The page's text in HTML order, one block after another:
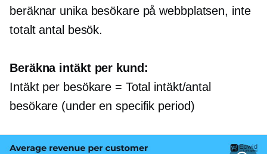
beräknar unika besökare på webbplatsen, inte
totalt antal besök.
Beräkna intäkt per kund:
Intäkt per besökare = Total intäkt/antal
besökare (under en specifik period)